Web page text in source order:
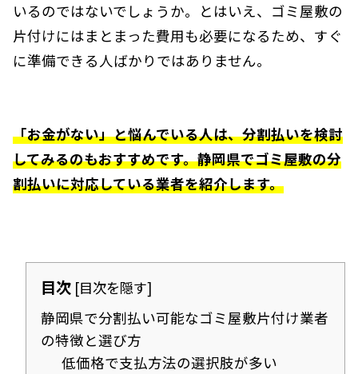
いるのではないでしょうか。とはいえ、ゴミ屋敷の
片付けにはまとまった費用も必要になるため、すぐ
に準備できる人ばかりではありません。
「お金がない」と悩んでいる人は、分割払いを検討
してみるのもおすすめです。静岡県でゴミ屋敷の分
割払いに対応している業者を紹介します。
目次 [目次を隠す]
静岡県で分割払い可能なゴミ屋敷片付け業者
の特徴と選び方
低価格で支払方法の選択肢が多い